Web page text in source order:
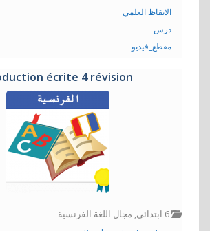
الايقاظ العلمي
درس
مقطع_فيديو
écrite 4 révision
6 ابتدائي , مجال اللغة الفرنسية